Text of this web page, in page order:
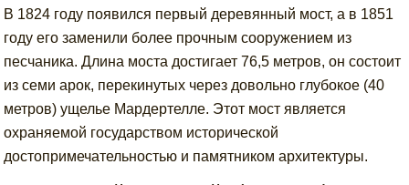
В 1824 году появился первый деревянный мост, а в 1851
году его заменили более прочным сооружением из
песчаника. Длина моста достигает 76,5 метров, он состоит
из семи арок, перекинутых через довольно глубокое (40
метров) ущелье Мардертелле. Этот мост является
охраняемой государством исторической
достопримечательностью и памятником архитектуры.